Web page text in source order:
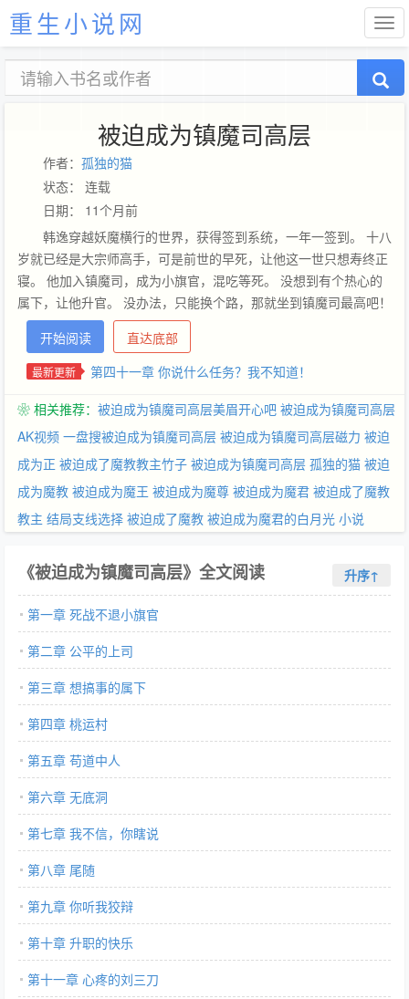
重生小说网
被迫成为镇魔司高层
作者： 孤独的猫
状态： 连载
日期： 11个月前
韩逸穿越妖魔横行的世界，获得签到系统，一年一签到。 十八
岁就已经是大宗师高手，可是前世的早死，让他这一世只想寿终正
寝。 他加入镇魔司，成为小旗官，混吃等死。 没想到有个热心的
属下，让他升官。 没办法，只能换个路，那就坐到镇魔司最高吧！
没想到，动不动就来个九死一生，韩逸怒了。 “既然你们这些妖魔
不让我好过，那就全灭了吧！”
开始阅读 直达底部
最新更新 第四十一章 你说什么任务？我不知道！
❀ 相关推荐： 被迫成为镇魔司高层美眉开心吧 被迫成为镇魔司高层
AK视频 一盘搜被迫成为镇魔司高层 被迫成为镇魔司高层磁力 被迫
成为正 被迫成了魔教教主竹子 被迫成为镇魔司高层 孤独的猫 被迫
成为魔教 被迫成为魔王 被迫成为魔尊 被迫成为魔君 被迫成了魔教
教主 结局支线选择 被迫成了魔教 被迫成为魔君的白月光 小说
《被迫成为镇魔司高层》全文阅读 升序↑
第一章 死战不退小旗官
第二章 公平的上司
第三章 想搞事的属下
第四章 桃运村
第五章 苟道中人
第六章 无底洞
第七章 我不信，你瞎说
第八章 尾随
第九章 你听我狡辩
第十章 升职的快乐
第十一章 心疼的刘三刀